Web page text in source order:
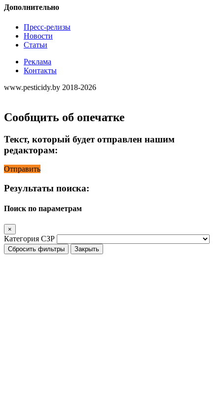
Дополнительно
Пресс-релизы
Новости
Статьи
Реклама
Контакты
www.pesticidy.by 2018-2026
Сообщить об опечатке
Текст, который будет отправлен нашим
редакторам:
Отправить
Результаты поиска:
Поиск по параметрам
×
Категория СЗР
Сбросить фильтры Закрыть